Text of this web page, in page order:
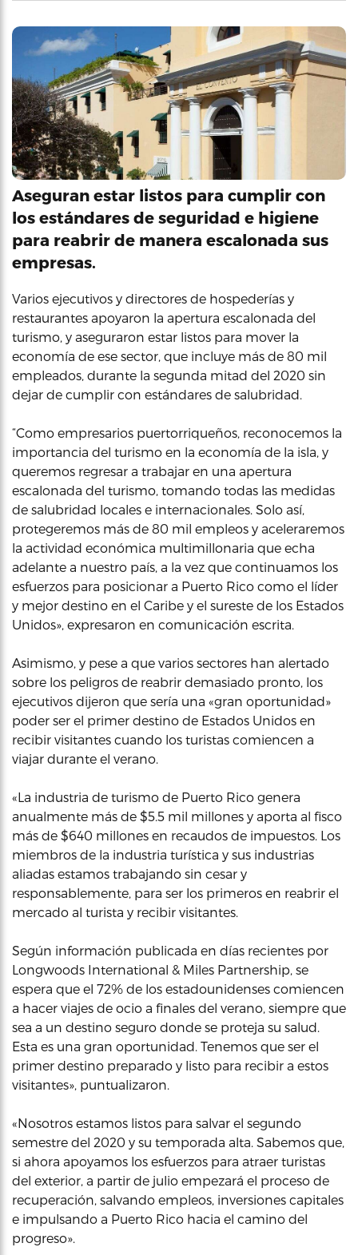
Aseguran estar listos para cumplir con
los estándares de seguridad e higiene
para reabrir de manera escalonada sus
empresas.
Varios ejecutivos y directores de hospederías y
restaurantes apoyaron la apertura escalonada del
turismo, y aseguraron estar listos para mover la
economía de ese sector, que incluye más de 80 mil
empleados, durante la segunda mitad del 2020 sin
dejar de cumplir con estándares de salubridad.
“Como empresarios puertorriqueños, reconocemos la
importancia del turismo en la economía de la isla, y
queremos regresar a trabajar en una apertura
escalonada del turismo, tomando todas las medidas
de salubridad locales e internacionales. Solo así,
protegeremos más de 80 mil empleos y aceleraremos
la actividad económica multimillonaria que echa
adelante a nuestro país, a la vez que continuamos los
esfuerzos para posicionar a Puerto Rico como el líder
y mejor destino en el Caribe y el sureste de los Estados
Unidos», expresaron en comunicación escrita.
Asimismo, y pese a que varios sectores han alertado
sobre los peligros de reabrir demasiado pronto, los
ejecutivos dijeron que sería una «gran oportunidad»
poder ser el primer destino de Estados Unidos en
recibir visitantes cuando los turistas comiencen a
viajar durante el verano.
«La industria de turismo de Puerto Rico genera
anualmente más de $5.5 mil millones y aporta al fisco
más de $640 millones en recaudos de impuestos. Los
miembros de la industria turística y sus industrias
aliadas estamos trabajando sin cesar y
responsablemente, para ser los primeros en reabrir el
mercado al turista y recibir visitantes.
Según información publicada en días recientes por
Longwoods International & Miles Partnership, se
espera que el 72% de los estadounidenses comiencen
a hacer viajes de ocio a finales del verano, siempre que
sea a un destino seguro donde se proteja su salud.
Esta es una gran oportunidad. Tenemos que ser el
primer destino preparado y listo para recibir a estos
visitantes», puntualizaron.
«Nosotros estamos listos para salvar el segundo
semestre del 2020 y su temporada alta. Sabemos que,
si ahora apoyamos los esfuerzos para atraer turistas
del exterior, a partir de julio empezará el proceso de
recuperación, salvando empleos, inversiones capitales
e impulsando a Puerto Rico hacia el camino del
progreso».